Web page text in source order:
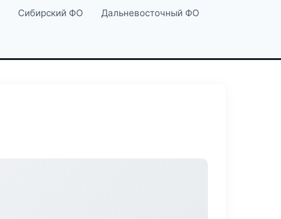
Сибирский ФО Дальневосточный ФО